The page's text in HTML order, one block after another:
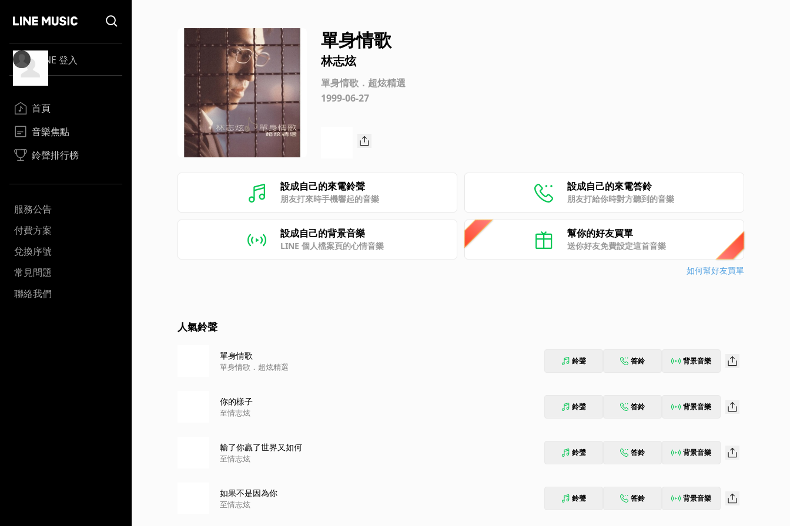
LINE 登入
首頁
音樂焦點
鈴聲排行榜
服務公告
付費方案
兌換序號
常見問題
聯絡我們
單身情歌
林志炫
單身情歌．超炫精選
1999-06-27
設成自己的來電鈴聲
朋友打來時手機響起的音樂
設成自己的來電答鈴
朋友打給你時對方聽到的音樂
設成自己的背景音樂
LINE 個人檔案頁的心情音樂
幫你的好友買單
送你好友免費設定這首音樂
如何幫好友買單
人氣鈴聲
單身情歌
單身情歌．超炫精選
鈴聲 答鈴 背景音樂
你的樣子
至情志炫
鈴聲 答鈴 背景音樂
輸了你贏了世界又如何
至情志炫
鈴聲 答鈴 背景音樂
如果不是因為你
至情志炫
鈴聲 答鈴 背景音樂